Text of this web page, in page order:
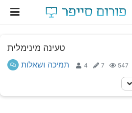
טעינה מינימלית
תמיכה ושאלות 4 7 547